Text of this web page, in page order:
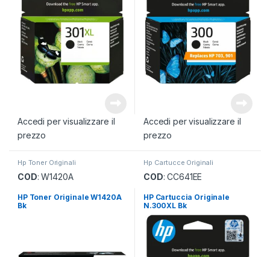
Accedi per visualizzare il
prezzo
Accedi per visualizzare il
prezzo
Hp Toner Originali
COD: W1420A
HP Toner Originale W1420A
Bk
Hp Cartucce Originali
COD: CC641EE
HP Cartuccia Originale
N.300XL Bk